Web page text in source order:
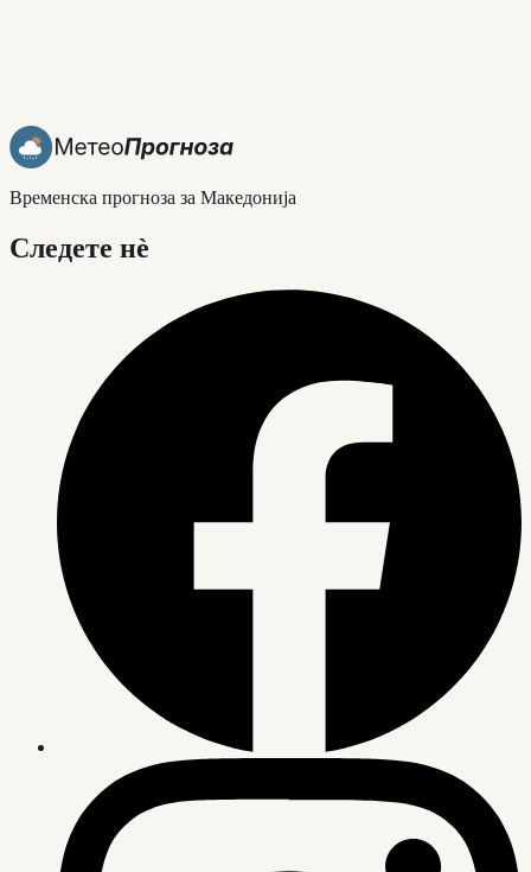
Временска прогноза за Македонија
Следете нè